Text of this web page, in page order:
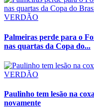
VERDÃO
Palmeiras perde para o
nas quartas da Copa do...
VERDÃO
Paulinho tem lesão na
novamente